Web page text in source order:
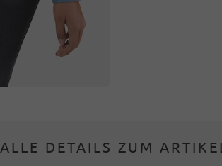
ALLE DETAILS ZUM